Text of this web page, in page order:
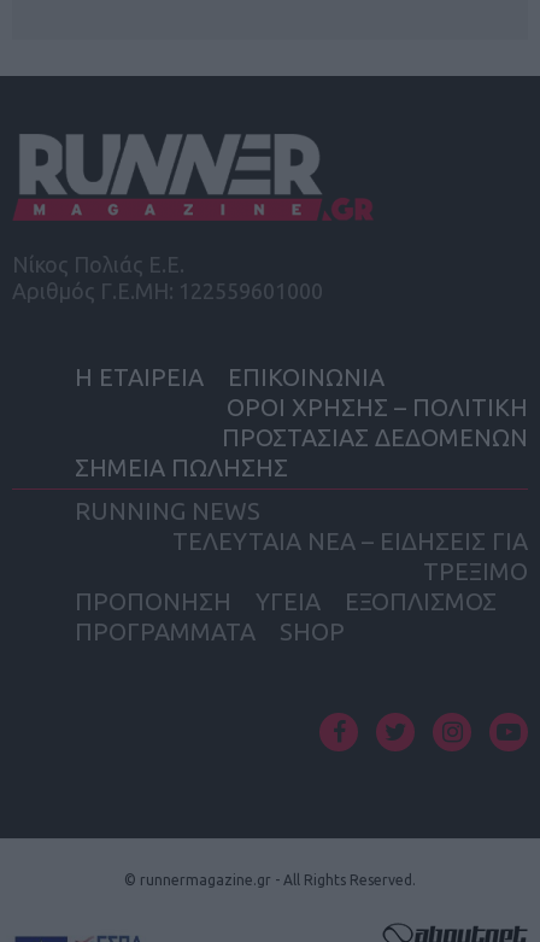
Νίκος Πολιάς Ε.Ε.
Αριθμός Γ.Ε.ΜΗ: 122559601000
Η ΕΤΑΙΡΕΙΑ
ΕΠΙΚΟΙΝΩΝΙΑ
ΟΡΟΙ ΧΡΗΣΗΣ – ΠΟΛΙΤΙΚΗ
ΠΡΟΣΤΑΣΙΑΣ ΔΕΔΟΜΕΝΩΝ
ΣΗΜΕΙΑ ΠΩΛΗΣΗΣ
RUNNING NEWS
ΤΕΛΕΥΤΑΙΑ ΝΕΑ – ΕΙΔΗΣΕΙΣ ΓΙΑ
ΤΡΕΞΙΜΟ
ΠΡΟΠΟΝΗΣΗ
ΥΓΕΙΑ
ΕΞΟΠΛΙΣΜΟΣ
ΠΡΟΓΡΑΜΜΑΤΑ
SHOP
© runnermagazine.gr - All Rights Reserved.